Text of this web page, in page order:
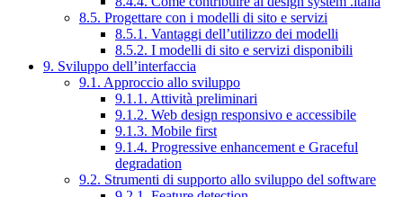
8.5. Progettare con i modelli di sito e servizi
8.5.1. Vantaggi dell’utilizzo dei modelli
8.5.2. I modelli di sito e servizi disponibili
9. Sviluppo dell’interfaccia
9.1. Approccio allo sviluppo
9.1.1. Attività preliminari
9.1.2. Web design responsivo e accessibile
9.1.3. Mobile first
9.1.4. Progressive enhancement e Graceful
degradation
9.2. Strumenti di supporto allo sviluppo del software